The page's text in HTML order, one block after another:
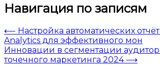
Навигация по записям
⟵ Настройка автоматических
Analytics для эффективного мон
Инновации в сегментации
точечного маркетинга 2024 ⟶